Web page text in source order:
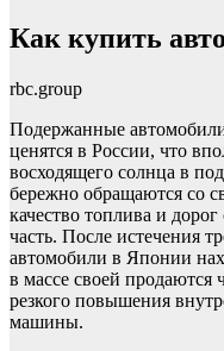
Как купить
rbc.group
Подержанные
ценятся в России, что
восходящего солнца в
бережно обращаются со
качество топлива и
часть. После истечения
автомобили в Японии
в массе своей продаются
резкого повышения
машины.